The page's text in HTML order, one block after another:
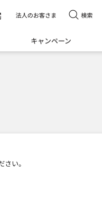
キャンペーン
法人のお客さま 検索
い。